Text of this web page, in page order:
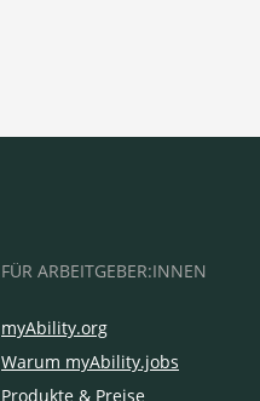
FÜR ARBEITGEBER:INNEN
myAbility.org
Warum myAbility.jobs
Produkte & Preise